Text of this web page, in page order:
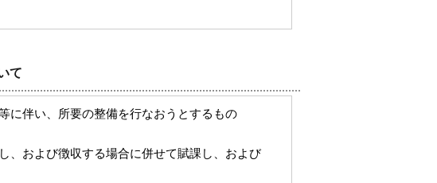
て
に伴い、所要の整備を行なおうとするもの
および徴収する場合に併せて賦課し、および